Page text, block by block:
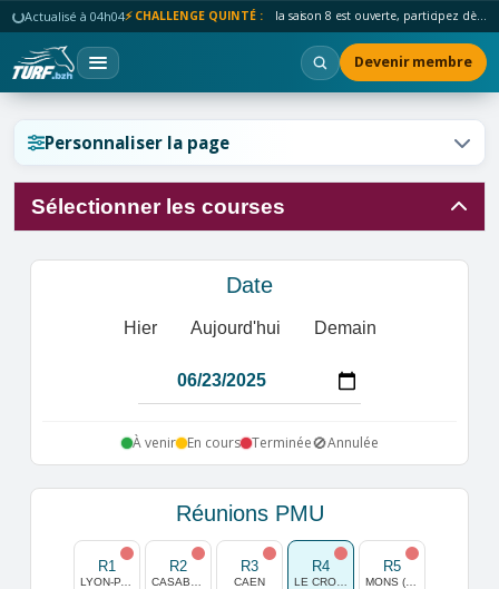
Actualisé à 04h04⚡ CHALLENGE QUINTÉ : la saison 8 est ouverte, participez dès maintenant !
Devenir membre
Personnaliser la page
Sélectionner les courses
Date
Hier Aujourd'hui Demain
À venir En cours Terminée🚫Annulée
Réunions PMU
R1 R2 R3
CAEN
R4 R5
Réinitialiser l'affichage ?
Réinitialiser